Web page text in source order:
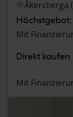
Åkersberga
Höchstgebot:
Mit
Direkt kaufen
Mit